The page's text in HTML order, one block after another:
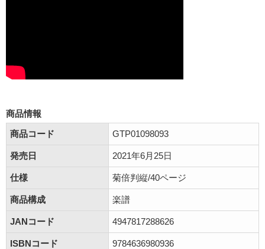
商品情報
商品コード
GTP01098093
発売日 2021年6月25日
仕様 菊倍判縦/40ページ
商品構成 楽譜
JANコード 4947817288626
ISBNコード 9784636980936